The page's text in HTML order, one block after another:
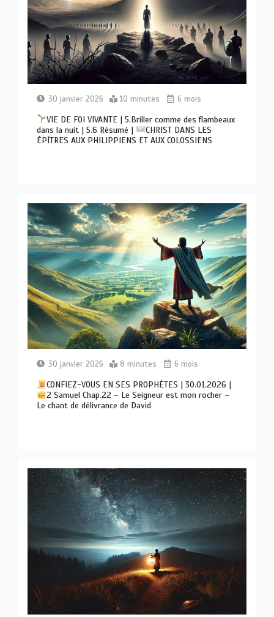
30 janvier 2026 10 minutes 6 mois
VIE DE FOI VIVANTE | 5.Briller comme des flambeaux
dans la nuit | 5.6 Résumé |
CHRIST DANS LES
ÉPÎTRES AUX PHILIPPIENS ET AUX COLOSSIENS
30 janvier 2026 8 minutes 6 mois
CONFIEZ-VOUS EN SES PROPHÈTES | 30.01.2026 |
2 Samuel Chap.22 – Le Seigneur est mon rocher –
Le chant de délivrance de David